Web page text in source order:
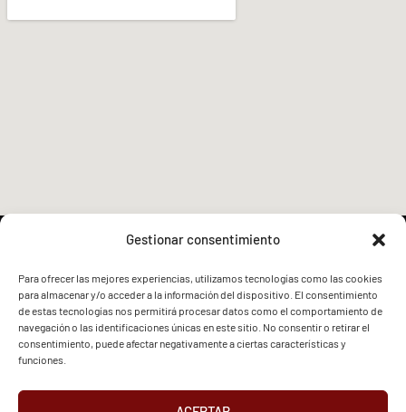
Gestionar consentimiento
Para ofrecer las mejores experiencias, utilizamos tecnologías como las cookies
para almacenar y/o acceder a la información del dispositivo. El consentimiento
de estas tecnologías nos permitirá procesar datos como el comportamiento de
navegación o las identificaciones únicas en este sitio. No consentir o retirar el
consentimiento, puede afectar negativamente a ciertas características y
funciones.
FVG - BGF FVG - BGF